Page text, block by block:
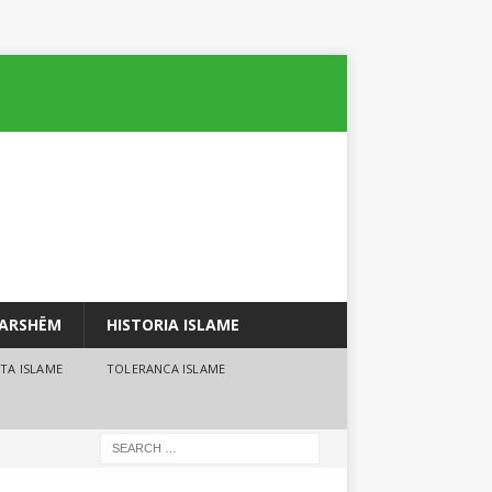
HISTORIA ISLAME
ISLAME TOLERANCA ISLAME